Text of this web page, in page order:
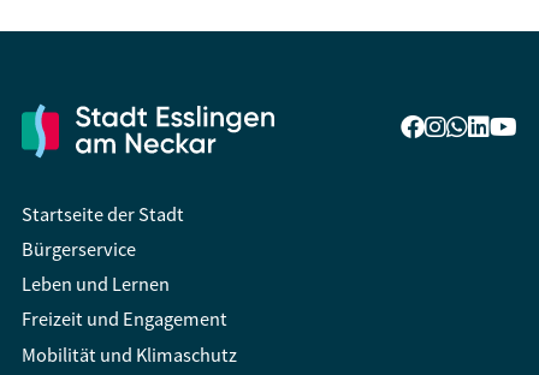
Startseite der Stadt
Bürgerservice
Leben und Lernen
Freizeit und Engagement
Mobilität und Klimaschutz